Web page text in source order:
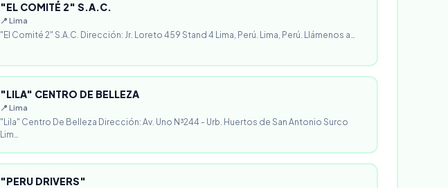
"EL COMITÉ 2" S.A.C.
📍 Lima
"El Comité 2" S.A.C. Dirección: Jr. Loreto 459 Stand 4 Lima, Perú. Lima, Perú. Llámenos a…
"LILA" CENTRO DE BELLEZA
📍 Lima
"Lila" Centro De Belleza Dirección: Av. Uno N³244 - Urb. Huertos de San Antonio Surco
Lim…
"PERU DRIVERS"